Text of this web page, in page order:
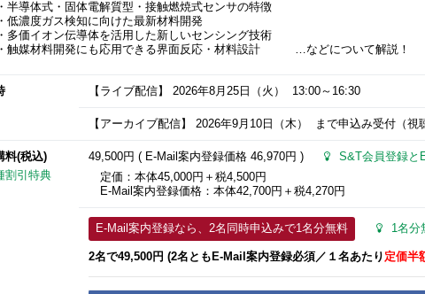
導体式・固体電解質型・接触燃焼式センサの特徴
濃度ガス検知に向けた最新材料開発
価イオン伝導体を活用した新しいセンシング技術
媒材料開発にも応用できる界面反応・材料設計 …などについて解説！
【ライブ配信】 2026年8月25日 （火） 13:00～16:30
【アーカイブ配信】 2026年9月10日 （木） まで申込み受付（視
料(税込)
割引特典
49,500円 ( E-Mail案内登録価格 46,970円 )
S&T会員登録と
定価：本体45,000円＋税4,500円
E-Mail案内登録価格：本体42,700円＋税4,270円
E-Mail案内登録なら、2名同時申込みで1名分無料 1名分
2名で49,500円 (2名ともE-Mail案内登録必須​／１名あたり 定価半